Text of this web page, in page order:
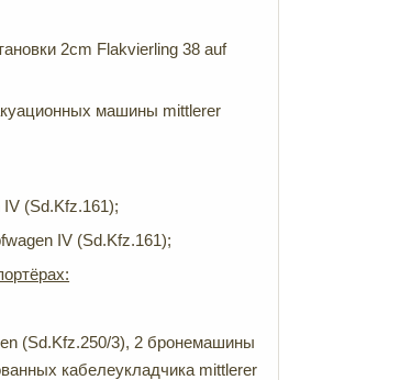
2cm Flakvierling 38 auf
машины mittlerer
IV (Sd.Kfz.161);
IV (Sd.Kfz.161);
(Sd.Kfz.250/3), 2 бронемашины
кабелеукладчика mittlerer